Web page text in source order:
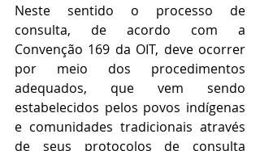
Neste sentido o processo de
consulta, de acordo com a
Convenção 169 da OIT, deve ocorrer
por meio dos procedimentos
adequados, que vem sendo
estabelecidos pelos povos indígenas
e comunidades tradicionais através
de seus protocolos de consulta